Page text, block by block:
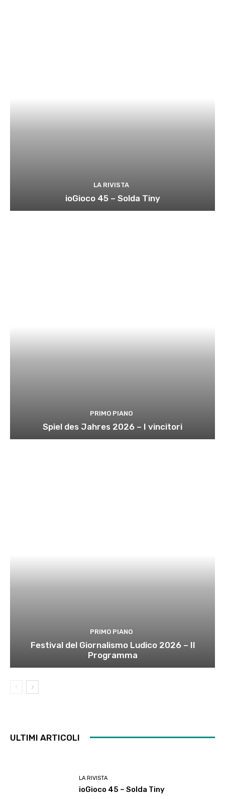
LA RIVISTA
ioGioco 45 – Solda Tiny
PRIMO PIANO
Spiel des Jahres 2026 – I vincitori
PRIMO PIANO
Festival del Giornalismo Ludico 2026 – Il
Programma
ULTIMI ARTICOLI
LA RIVISTA
ioGioco 45 – Solda Tiny